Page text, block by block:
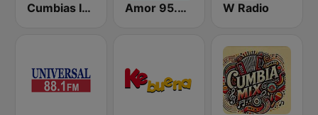
Cumbias Inmortales Radio Amor 95.3 FM W Radio